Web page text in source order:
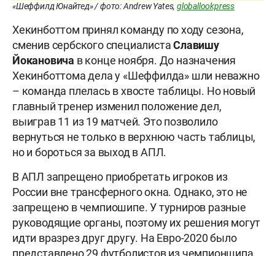
«Шеффилд Юнайтед» / фото: Andrew Yates, globallookpress
Хекинботтом принял команду по ходу сезона,
сменив сербского специалистаСлавишу
Йокановича в конце ноября. До назначения
Хекинботтома дела у «Шеффилда» шли неважно
– команда плелась в хвосте таблицы. Но новый
главный тренер изменил положение дел,
выиграв 11 из 19 матчей. Это позволило
вернуться не только в верхнюю часть таблицы,
но и бороться за выход в АПЛ.
В АПЛ запрещено приобретать игроков из
России вне трансферного окна. Однако, это не
запрещено в чемпиошипе. У турниров разные
руководящие органы, поэтому их решения могут
идти вразрез друг другу. На Евро-2020 было
представлено 29 футболистов из чемпионшипа,